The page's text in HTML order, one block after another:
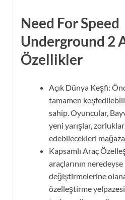
Need For Speed ​​
Underground 2
Özellikler
Açık Dünya Keşfi:
tamamen
sahip. Oyuncular,
yeni yarışlar,
edebilecekleri
Kapsamlı Araç
araçlarının
değiştirmelerine
özelleştirme